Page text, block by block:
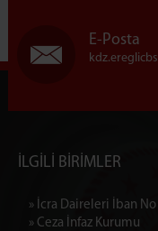
E-Posta
kdz.ereglicbs
İLGİLİ BİRİMLER
» İcra Daireleri İban No
» Ceza İnfaz Kurumu